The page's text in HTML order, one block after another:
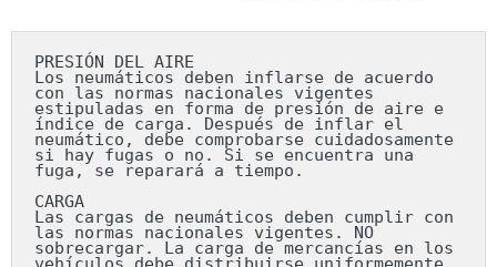
PRESIÓN DEL AIRE
Los neumáticos deben inflarse de acuerdo
con las normas nacionales vigentes
estipuladas en forma de presión de aire e
índice de carga. Después de inflar el
neumático, debe comprobarse cuidadosamente
si hay fugas o no. Si se encuentra una
fuga, se reparará a tiempo.
CARGA
Las cargas de neumáticos deben cumplir con
las normas nacionales vigentes. NO
sobrecargar. La carga de mercancías en los